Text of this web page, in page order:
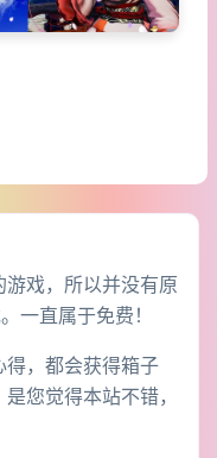
戏，所以并没有原
一直属于免费！
得，都会获得箱子
您觉得本站不错，